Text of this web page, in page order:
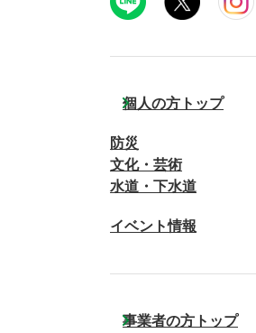
個人の方トップ
防災
文化・芸術
水道・下水道
イベント情報
事業者の方トップ